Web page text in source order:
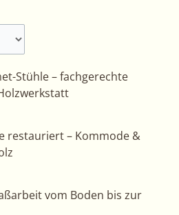
Stühle – fachgerechte
restauriert – Kommode &
vom Boden bis zur